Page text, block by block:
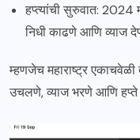
हप्त्यांची सुरुवात:
निधी काढणे आणि व्याज
म्हणजेच महाराष्ट्र
उचलणे, व्याज भरणे आणि